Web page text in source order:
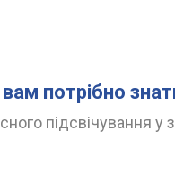
потрібно
підсвічування у